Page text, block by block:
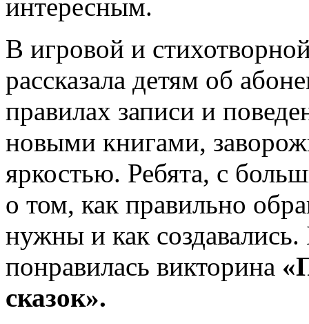
интересным.
В игровой и
рассказала детям об
правилах записи и
новыми книгами,
яркостью. Ребята, с
о том, как правильно
нужны и как
понравилась викторина
сказок».